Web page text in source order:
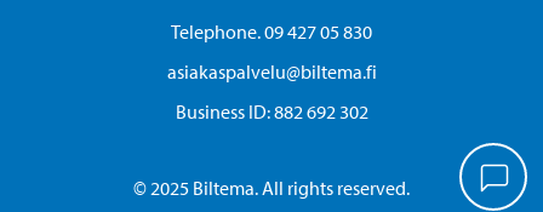
Telephone. 09 427 05 830
asiakaspalvelu@biltema.fi
Business ID:​ 882 692 302
© 2025 Biltema. All rights reserved.